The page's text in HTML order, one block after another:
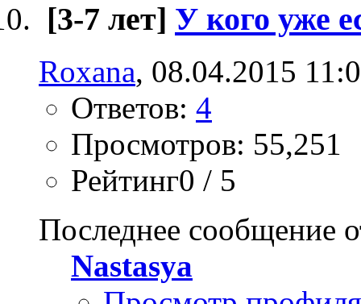
[3-7 лет] У кого уже
Roxana, 08.04.2015
Ответов: 4
Просмотров: 55,251
Рейтинг0 / 5
Последнее сообщение
Nastasya